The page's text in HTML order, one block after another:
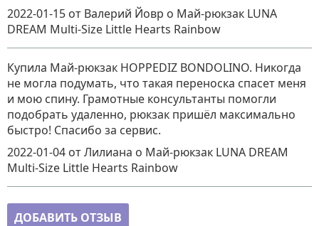
2022-01-15 от Валерий Йовр о Май-рюкзак LUNA
DREAM Multi-Size Little Hearts Rainbow
Купила Май-рюкзак HOPPEDIZ BONDOLINO. Никогда
не могла подумать, что такая переноска спасет меня
и мою спину. Грамотные консультанты помогли
подобрать удаленно, рюкзак пришёл максимально
быстро! Спасибо за сервис.
2022-01-04 от Лилиана о Май-рюкзак LUNA DREAM
Multi-Size Little Hearts Rainbow
ДОБАВИТЬ ОТЗЫВ